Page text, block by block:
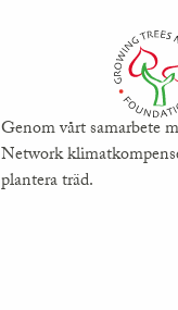
Genom vårt samarbete
Network
plantera träd.